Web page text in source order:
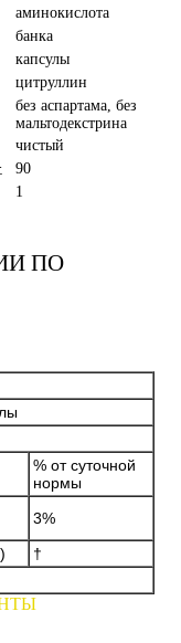
аминокислота
банка
капсулы
цитруллин
без аспартама, без
мальтодекстрина
чистый
90
1
ПО
% от суточной
нормы
3%
†